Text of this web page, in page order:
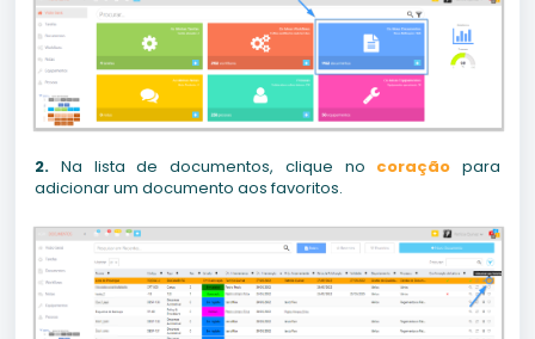
2. Na lista de documentos, clique no coração para
adicionar um documento aos favoritos.